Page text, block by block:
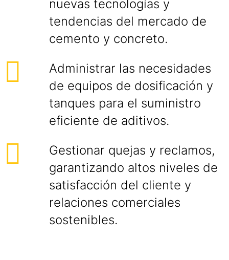
nuevas tecnologías y
tendencias del mercado de
cemento y concreto.
Administrar las necesidades
de equipos de dosificación y
tanques para el suministro
eficiente de aditivos.
Gestionar quejas y reclamos,
garantizando altos niveles de
satisfacción del cliente y
relaciones comerciales
sostenibles.